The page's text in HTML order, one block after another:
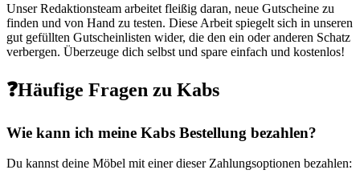
Unser Redaktionsteam arbeitet fleißig daran, neue Gutscheine zu
finden und von Hand zu testen. Diese Arbeit spiegelt sich in unseren
gut gefüllten Gutscheinlisten wider, die den ein oder anderen Schatz
verbergen. Überzeuge dich selbst und spare einfach und kostenlos!
❓Häufige Fragen zu Kabs
Wie kann ich meine Kabs Bestellung bezahlen?
Du kannst deine Möbel mit einer dieser Zahlungsoptionen bezahlen: